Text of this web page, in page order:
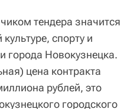
тендера значится
спорту и
города Новокузнецка.
цена контракта
рублей, это
городского